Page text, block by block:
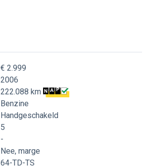
€ 2.999
2006
222.088 km
Benzine
Handgeschakeld
5
-
Nee, marge
64-TD-TS